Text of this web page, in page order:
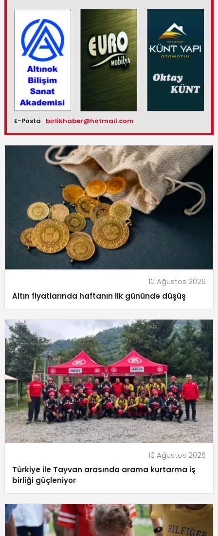
E-Posta birlikhaber@hotmail.com
10 Ağustos 2026
Altın fiyatlarında haftanın ilk gününde düşüş
10 Ağustos 2026
Türkiye ile Tayvan arasında arama kurtarma iş
birliği güçleniyor